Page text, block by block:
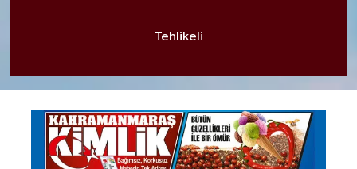
Tehlikeli